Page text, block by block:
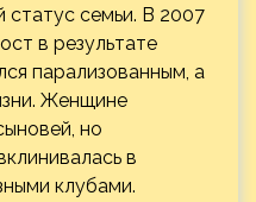
статус семьи. В 2007
в результате
парализованным, а
Женщине
но
в
клубами.